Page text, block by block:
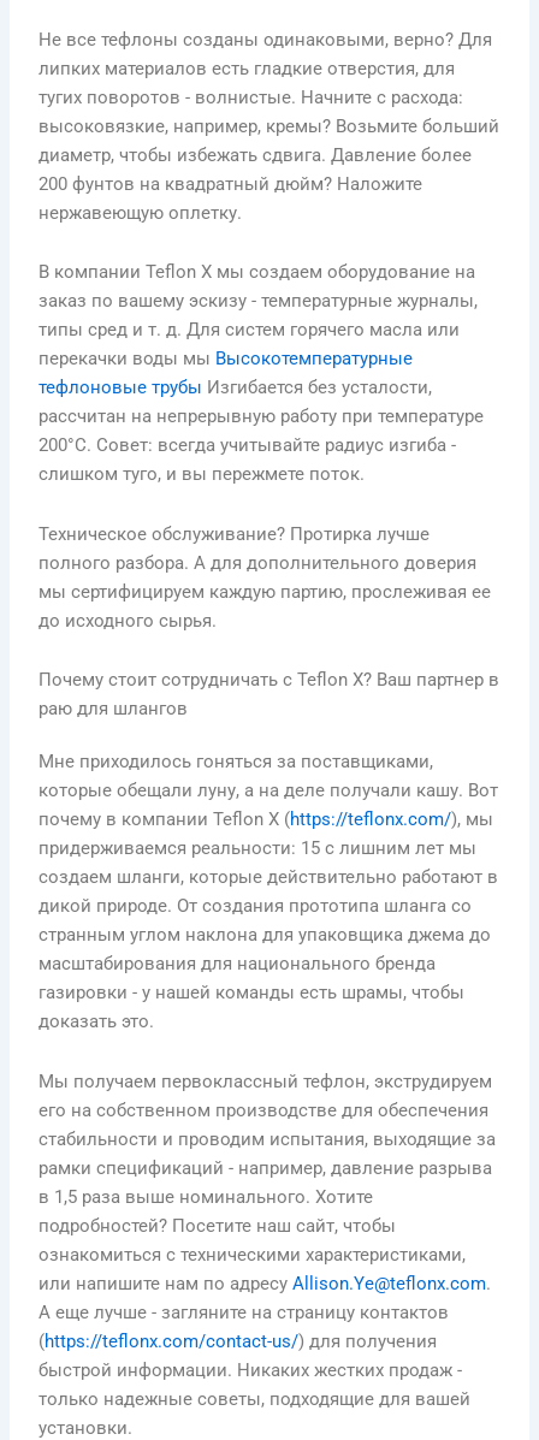
Не все тефлоны созданы одинаковыми, верно? Для
липких материалов есть гладкие отверстия, для
тугих поворотов - волнистые. Начните с расхода:
высоковязкие, например, кремы? Возьмите больший
диаметр, чтобы избежать сдвига. Давление более
200 фунтов на квадратный дюйм? Наложите
нержавеющую оплетку.
В компании Teflon X мы создаем оборудование на
заказ по вашему эскизу - температурные журналы,
типы сред и т. д. Для систем горячего масла или
перекачки воды мы Высокотемпературные
тефлоновые трубы Изгибается без усталости,
рассчитан на непрерывную работу при температуре
200°C. Совет: всегда учитывайте радиус изгиба -
слишком туго, и вы пережмете поток.
Техническое обслуживание? Протирка лучше
полного разбора. А для дополнительного доверия
мы сертифицируем каждую партию, прослеживая ее
до исходного сырья.
Почему стоит сотрудничать с Teflon X? Ваш партнер в
раю для шлангов
Мне приходилось гоняться за поставщиками,
которые обещали луну, а на деле получали кашу. Вот
почему в компании Teflon X (https://teflonx.com/), мы
придерживаемся реальности: 15 с лишним лет мы
создаем шланги, которые действительно работают в
дикой природе. От создания прототипа шланга со
странным углом наклона для упаковщика джема до
масштабирования для национального бренда
газировки - у нашей команды есть шрамы, чтобы
доказать это.
Мы получаем первоклассный тефлон, экструдируем
его на собственном производстве для обеспечения
стабильности и проводим испытания, выходящие за
рамки спецификаций - например, давление разрыва
в 1,5 раза выше номинального. Хотите
подробностей? Посетите наш сайт, чтобы
ознакомиться с техническими характеристиками,
или напишите нам по адресуAllison.Ye@teflonx.com.
А еще лучше - загляните на страницу контактов
(https://teflonx.com/contact-us/) для получения
быстрой информации. Никаких жестких продаж -
только надежные советы, подходящие для вашей
установки.